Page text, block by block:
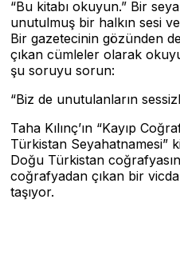
“Bu kitabı okuyun.” Bir
unutulmuş bir halkın sesi
Bir gazetecinin gözünden
çıkan cümleler olarak
şu soruyu sorun:
“Biz de unutulanların
Taha Kılınç’ın “Kayıp
Türkistan Seyahatnamesi”
Doğu Türkistan
coğrafyadan çıkan bir
taşıyor.